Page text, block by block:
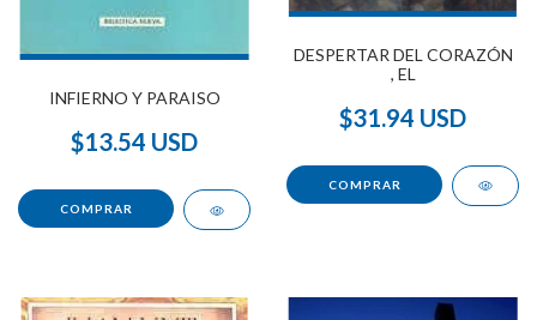
INFIERNO Y PARAISO
$13.54 USD
DESPERTAR DEL CORAZÓN
, EL
$31.94 USD